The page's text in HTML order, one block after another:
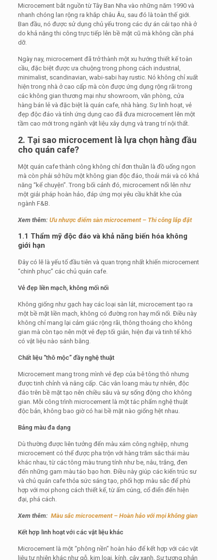
Microcement bắt nguồn từ Tây Ban Nha vào những năm 1990 và
nhanh chóng lan rộng ra khắp châu Âu, sau đó là toàn thế giới.
Ban đầu, nó được sử dụng chủ yếu trong các dự án cải tạo nhà ở
do khả năng thi công trực tiếp lên bề mặt cũ mà không cần phá
dỡ.
Ngày nay, microcement đã trở thành một xu hướng thiết kế toàn
cầu, đặc biệt được ưa chuộng trong phong cách industrial,
minimalist, scandinavian, wabi-sabi hay rustic. Nó không chỉ xuất
hiện trong nhà ở cao cấp mà còn được ứng dụng rộng rãi trong
các không gian thương mại như showroom, văn phòng, cửa
hàng bán lẻ và đặc biệt là quán cafe, nhà hàng. Sự linh hoạt, vẻ
đẹp độc đáo và tính ứng dụng cao đã đưa microcement lên một
tầm cao mới trong ngành vật liệu xây dựng và trang trí nội thất.
2. Tại sao microcement là lựa chọn hàng đầu
cho quán cafe?
Một quán cafe thành công không chỉ đơn thuần là đồ uống ngon
mà còn phải sở hữu một không gian độc đáo, thoải mái và có khả
năng “kể chuyện”. Trong bối cảnh đó, microcement nổi lên như
một giải pháp hoàn hảo, đáp ứng mọi yêu cầu khắt khe của
ngành F&B.
Xem thêm: Ưu nhược điểm sàn microcement – Thi công lắp đặt
1.1 Thẩm mỹ độc đáo và khả năng biến hóa không
giới hạn
Đây có lẽ là yếu tố đầu tiên và quan trọng nhất khiến microcement
“chinh phục” các chủ quán cafe.
Vẻ đẹp liền mạch, không mối nối
Không giống như gạch hay các loại sàn lát, microcement tạo ra
một bề mặt liền mạch, không có đường ron hay mối nối. Điều này
không chỉ mang lại cảm giác rộng rãi, thông thoáng cho không
gian mà còn tạo nên một vẻ đẹp tối giản, hiện đại và tinh tế khó
có vật liệu nào sánh bằng.
Chất liệu “thô mộc” đầy nghệ thuật
Microcement mang trong mình vẻ đẹp của bê tông thô nhưng
được tinh chỉnh và nâng cấp. Các vân loang màu tự nhiên, độc
đáo trên bề mặt tạo nên chiều sâu và sự sống động cho không
gian. Mỗi công trình microcement là một tác phẩm nghệ thuật
độc bản, không bao giờ có hai bề mặt nào giống hệt nhau.
Bảng màu đa dạng
Dù thường được liên tưởng đến màu xám công nghiệp, nhưng
microcement có thể được pha trộn với hàng trăm sắc thái màu
khác nhau, từ các tông màu trung tính như be, nâu, trắng, đen
đến những gam màu táo bạo hơn. Điều này giúp các kiến trúc sư
và chủ quán cafe thỏa sức sáng tạo, phối hợp màu sắc để phù
hợp với mọi phong cách thiết kế, từ ấm cúng, cổ điển đến hiện
đại, phá cách.
Xem thêm: Màu sắc microcement – Hoàn hảo với mọi không gian
Kết hợp linh hoạt với các vật liệu khác
Microcement là một “phông nền” hoàn hảo để kết hợp với các vật
liệu tự nhiên khác như gỗ, kim loại, kính, cây xanh. Sự tương phản